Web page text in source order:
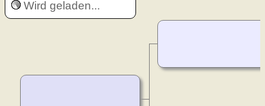
Wird geladen...